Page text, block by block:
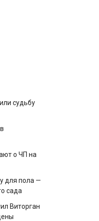
судьбу
о ЧП на
для пола —
сада
Виторган